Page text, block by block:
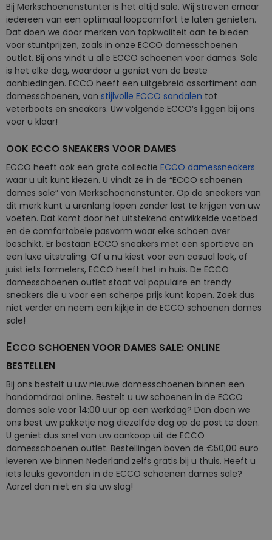
Bij Merkschoenenstunter is het altijd sale. Wij streven ernaar
iedereen van een optimaal loopcomfort te laten genieten.
Dat doen we door merken van topkwaliteit aan te bieden
voor stuntprijzen, zoals in onze ECCO damesschoenen
outlet. Bij ons vindt u alle ECCO schoenen voor dames. Sale
is het elke dag, waardoor u geniet van de beste
aanbiedingen. ECCO heeft een uitgebreid assortiment aan
damesschoenen, van stijlvolle ECCO sandalen tot
veterboots en sneakers. Uw volgende ECCO’s liggen bij ons
voor u klaar!
OOK ECCO SNEAKERS VOOR DAMES
ECCO heeft ook een grote collectie ECCO damessneakers
waar u uit kunt kiezen. U vindt ze in de “ECCO schoenen
dames sale” van Merkschoenenstunter. Op de sneakers van
dit merk kunt u urenlang lopen zonder last te krijgen van uw
voeten. Dat komt door het uitstekend ontwikkelde voetbed
en de comfortabele pasvorm waar elke schoen over
beschikt. Er bestaan ECCO sneakers met een sportieve en
een luxe uitstraling. Of u nu kiest voor een casual look, of
juist iets formelers, ECCO heeft het in huis. De ECCO
damesschoenen outlet staat vol populaire en trendy
sneakers die u voor een scherpe prijs kunt kopen. Zoek dus
niet verder en neem een kijkje in de ECCO schoenen dames
sale!
ECCO SCHOENEN VOOR DAMES SALE: ONLINE
BESTELLEN
Bij ons bestelt u uw nieuwe damesschoenen binnen een
handomdraai online. Bestelt u uw schoenen in de ECCO
dames sale voor 14:00 uur op een werkdag? Dan doen we
ons best uw pakketje nog diezelfde dag op de post te doen.
U geniet dus snel van uw aankoop uit de ECCO
damesschoenen outlet. Bestellingen boven de €50,00 euro
leveren we binnen Nederland zelfs gratis bij u thuis. Heeft u
iets leuks gevonden in de ECCO schoenen dames sale?
Aarzel dan niet en sla uw slag!